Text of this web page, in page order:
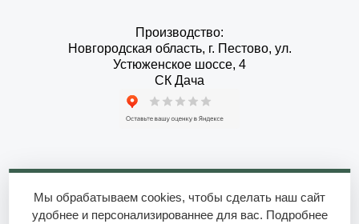
Производство:
Новгородская область, г. Пестово, ул.
Устюженское шоссе, 4
СК Дача
2010-2026 © СК Дача - Дома и бани от производителя
Политики конфиденциальности
Мы обрабатываем cookies, чтобы сделать наш сайт
удобнее и персонализированнее для вас. Подробнее